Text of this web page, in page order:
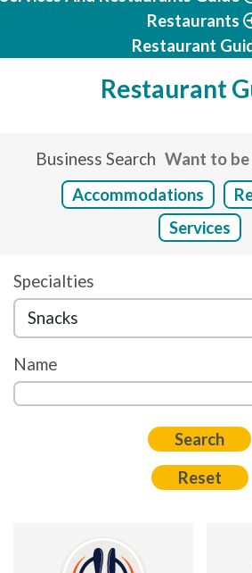
Restaurants
Restaurant
Restaurant
Business Search Want to
Accommodations
Services
Specialties
Name